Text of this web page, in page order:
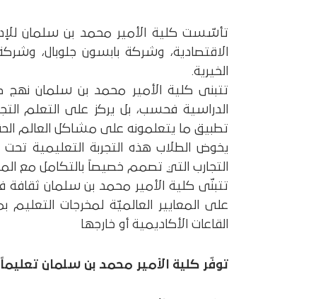
تأسّست كلية الأمير محمد بن سلمان
الاقتصادية، وشركة بابسون جلوبال،
الخيرية.
تتبنى كلية الأمير محمد بن سلمان نهج
الدراسية فحسب، بل يركز على التعلم
تطبيق ما يتعلمونه على مشاكل العالم
يخوض الطلاب هذه التجربة التعليمية
التجارب التي تصمم خصيصاً بالتكامل مع
تتبنّى كلية الأمير محمد بن سلمان ثقافة
على المعايير العالميّة لمخرجات التعليم بما
القاعات الأكاديمية أو خارجها
توفّر كلية الأمير محمد بن سلمان